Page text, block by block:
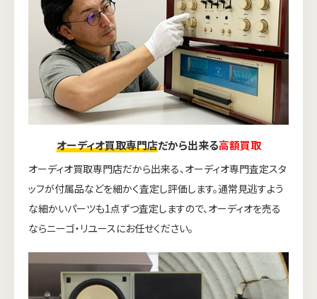
オーディオ買取専門店だから出来る高額買取
オーディオ買取専門店だから出来る、オーディオ専門査定スタ
ッフが付属品などを細かく査定し評価します。通常見逃すよう
な細かいパーツも1点ずつ査定しますので、オーディオを売る
ならニーゴ・リユースにお任せください。